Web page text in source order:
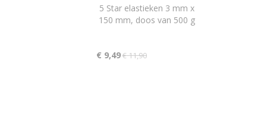
5 Star elastieken 3 mm x
150 mm, doos van 500 g
€ 9,49€ 11,90